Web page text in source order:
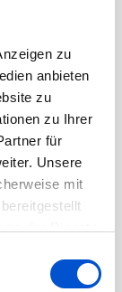
zu
anbieten
zu
zu Ihrer
für
Unsere
mit